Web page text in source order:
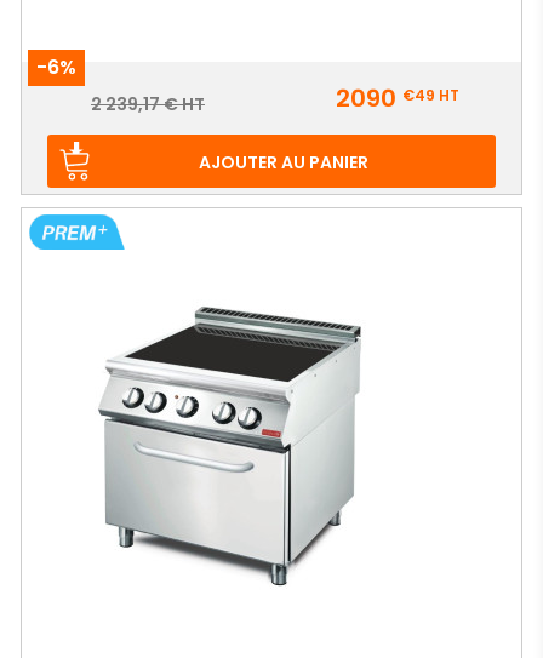
-6%
Prix
Prix
2 239,17 € HT 2090 €49 HT
AJOUTER AU PANIER